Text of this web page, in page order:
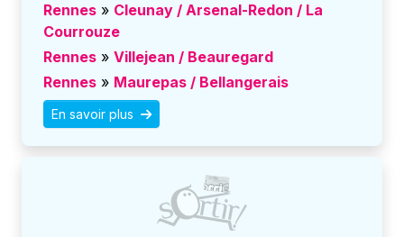
Rennes » Cleunay / Arsenal-Redon / La
Courrouze
Rennes » Villejean / Beauregard
Rennes » Maurepas / Bellangerais
En savoir plus